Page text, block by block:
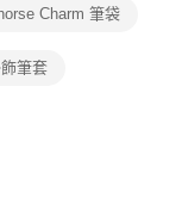
後付」服務完成之交
同意方可使用
戶狀況，依本公司即
Charm 筆袋
筆套